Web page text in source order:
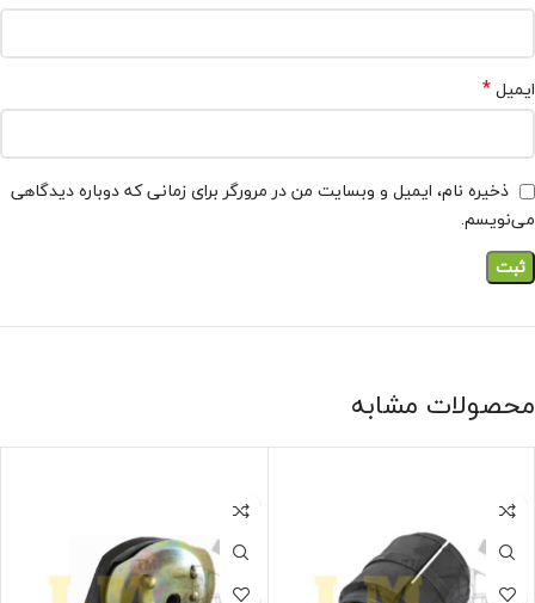
ایمیل*
ذخیره نام، ایمیل و وبسایت من در مرورگر برای زمانی که دوباره دیدگاهی
می‌نویسم.
محصولات مشابه